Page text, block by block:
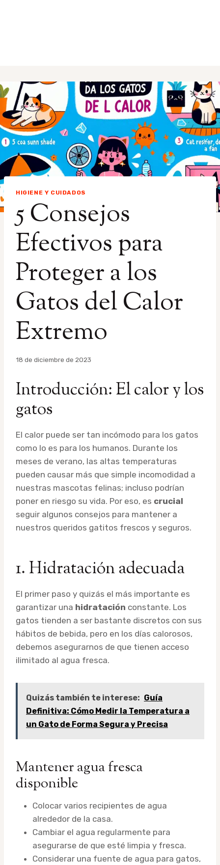
HIGIENE Y CUIDADOS
5 Consejos
Efectivos para
Proteger a los
Gatos del Calor
Extremo
Por
18 de diciembre de 2023
Introducción: El calor y los
gatos
El calor puede ser tan incómodo para los gatos
como lo es para los humanos. Durante los
meses de verano, las altas temperaturas
pueden causar más que simple incomodidad a
nuestras mascotas felinas; incluso podrían
poner en riesgo su vida. Por eso, es crucial
seguir algunos consejos para mantener a
nuestros queridos gatitos frescos y seguros.
1. Hidratación adecuada
El primer paso y quizás el más importante es
garantizar una hidratación constante. Los
gatos tienden a ser bastante discretos con sus
hábitos de bebida, pero en los días calorosos,
debemos asegurarnos de que tienen acceso
ilimitado al agua fresca.
Quizás también te interese: Guía
Definitiva: Cómo Medir la Temperatura a
un Gato de Forma Segura y Precisa
Mantener agua fresca
disponible
Colocar varios recipientes de agua
alrededor de la casa.
Cambiar el agua regularmente para
asegurarse de que esté limpia y fresca.
Considerar una fuente de agua para gatos,